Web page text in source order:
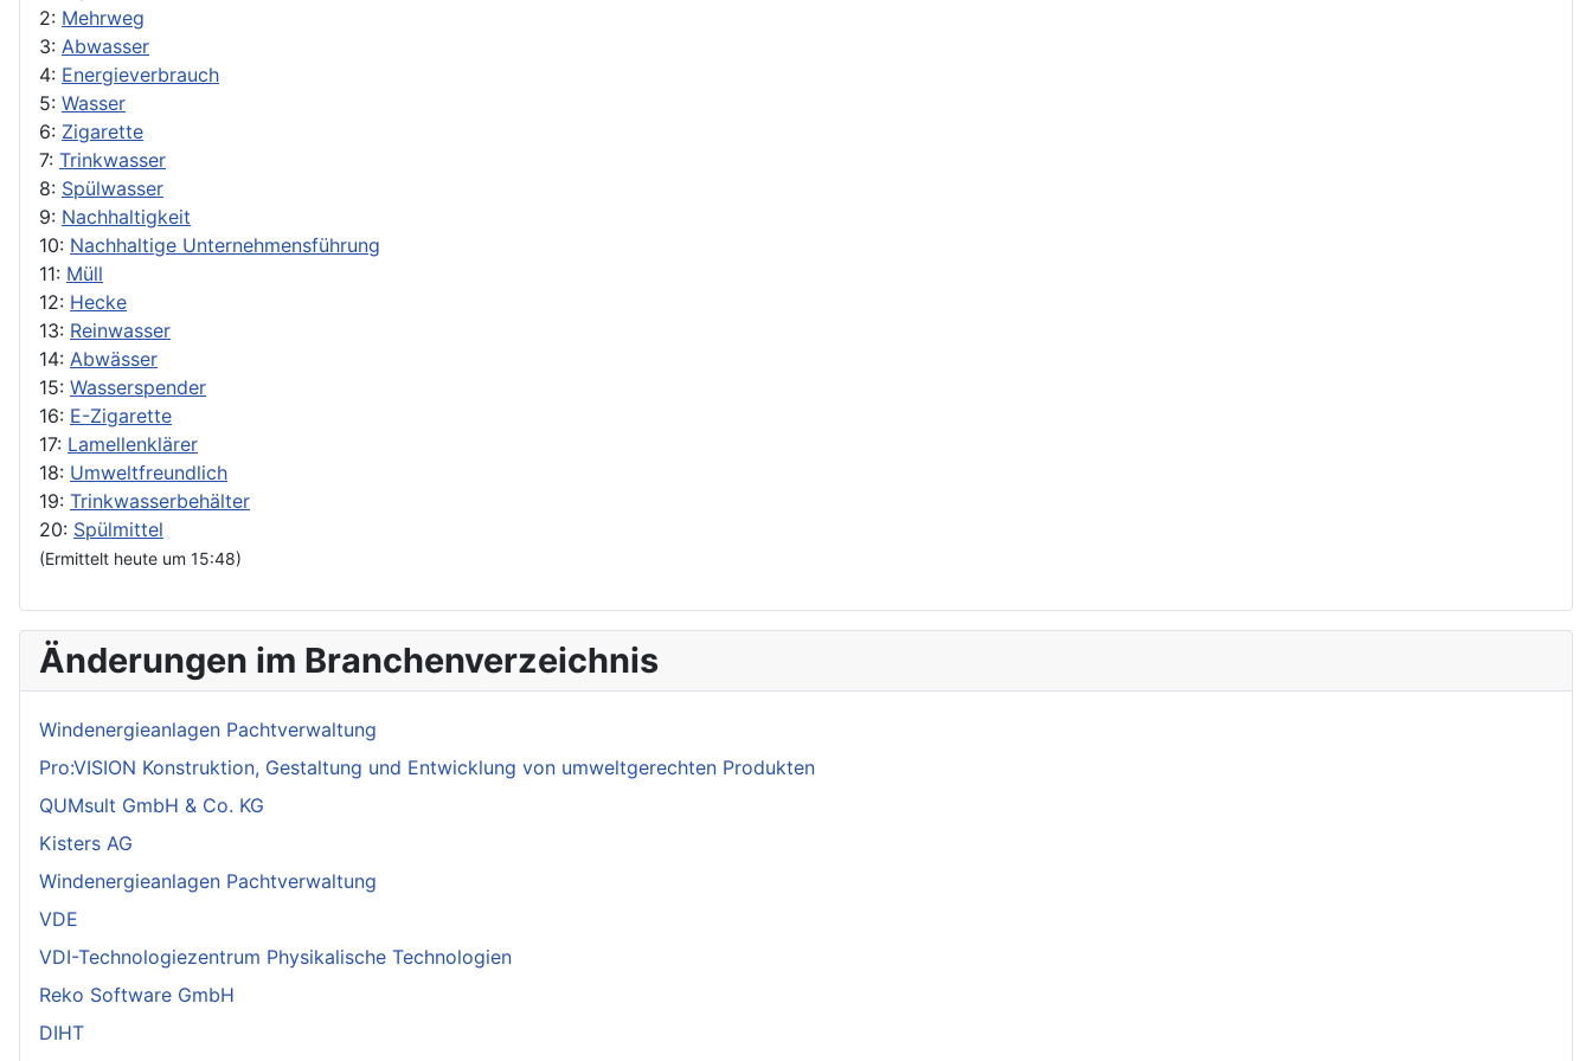
2: Mehrweg
3: Abwasser
4: Energieverbrauch
5: Wasser
6: Zigarette
7: Trinkwasser
8: Spülwasser
9: Nachhaltigkeit
10: Nachhaltige Unternehmensführung
11: Müll
12: Hecke
13: Reinwasser
14: Abwässer
15: Wasserspender
16: E-Zigarette
17: Lamellenklärer
18: Umweltfreundlich
19: Trinkwasserbehälter
20: Spülmittel
(Ermittelt heute um 15:48)
Änderungen im Branchenverzeichnis
Windenergieanlagen Pachtverwaltung
Pro:VISION Konstruktion, Gestaltung und Entwicklung von umweltgerechten Produkten
QUMsult GmbH & Co. KG
Kisters AG
Windenergieanlagen Pachtverwaltung
VDE
VDI-Technologiezentrum Physikalische Technologien
Reko Software GmbH
DIHT